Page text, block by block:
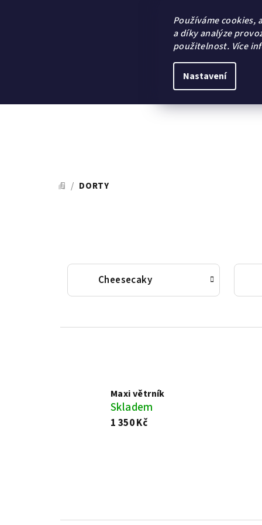
Používáme cookies,
a díky analýze
použitelnost. Více
Nastavení
DOMŮ
/ DORTY
Cheesecaky
Maxi větrník
Skladem
1 350 Kč